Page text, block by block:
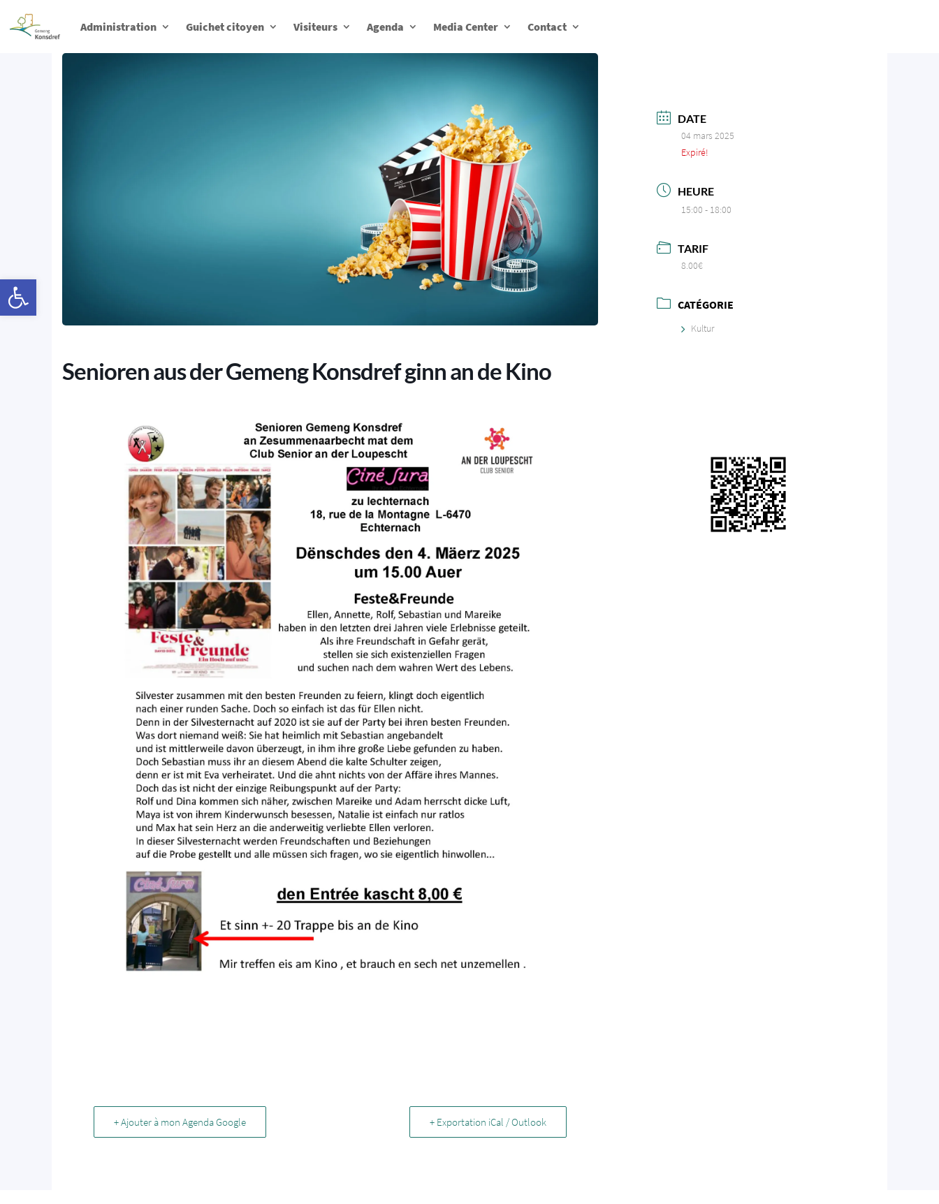
Administration Guichet citoyen Visiteurs Agenda Media Center Contact
Senioren aus der Gemeng Konsdref ginn an de Kino
+ Ajouter à mon Agenda Google + Exportation iCal / Outlook
DATE
04 mars 2025
Expiré!
HEURE
15:00 - 18:00
TARIF
8.00€
CATÉGORIE
Kultur
Ouvrir la barre d’outils